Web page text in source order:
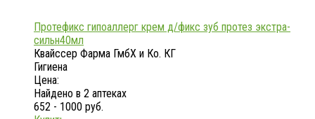
Протефикс гипоаллерг крем д/фикс зуб протез экстра-
сильн40мл
Квайссер Фарма ГмбХ и Ко. КГ
Гигиена
Цена:
Найдено в 2 аптеках
652 - 1000 руб.